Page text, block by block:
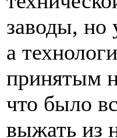
заводы, но
а
принятым
что было
выжать из